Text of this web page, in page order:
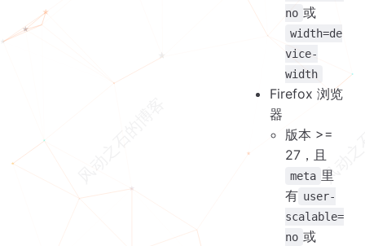
no 或
width=de
vice-
width
Firefox 浏览
器
版本 >=
27，且
meta 里
有 user-
scalable=
no 或